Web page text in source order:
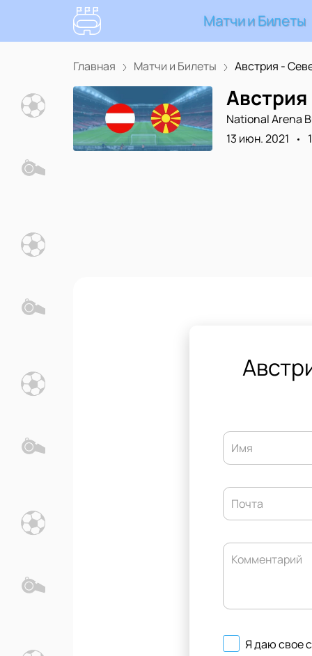
Матчи и Билеты
Главная Матчи и Билеты Австрия -
National Arena
13 июн. 2021
Имя
Почта
Комментарий
Я даю свое